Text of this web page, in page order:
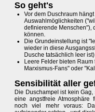
So geht's
Vor dem Duschraum
Auswahlmöglichkeiten
definierende Menschen"),
können.
Die Grundeinstellung ist
wieder in diese
Dusche tatsächlich leer ist)
Leere Felder bieten
Marxismus-Fans" oder
Sensibilität aller
Die Duschampel ist kein
eine angstfreie Atmosphäre
noch viel mehr voraus: